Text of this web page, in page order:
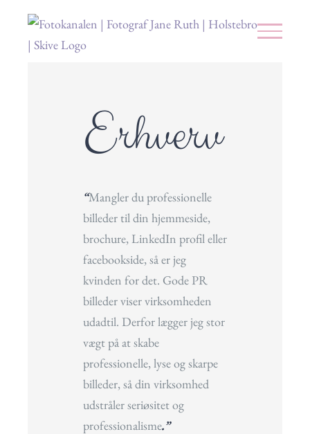
content
Erhverv
“Mangler du professionelle
billeder til din hjemmeside,
brochure, LinkedIn profil eller
facebookside, så er jeg
kvinden for det. Gode PR
billeder viser virksomheden
udadtil. Derfor lægger jeg stor
vægt på at skabe
professionelle, lyse og skarpe
billeder, så din virksomhed
udstråler seriøsitet og
professionalisme.”